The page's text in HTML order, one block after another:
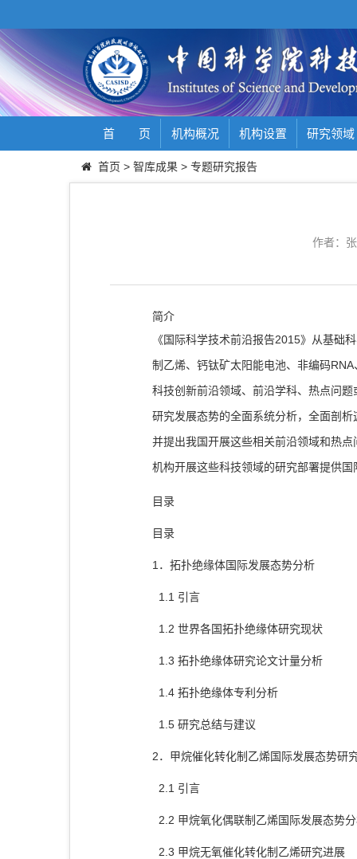
首 页 机构概况 机构设置 研究领域
首页 > 智库成果 > 专题研究报告
作者：
简介
《国际科学技术前沿报告2015》从基础
制乙烯、钙钛矿太阳能电池、非编码
科技创新前沿领域、前沿学科、热点问
研究发展态势的全面系统分析，全面剖
并提出我国开展这些相关前沿领域和热
机构开展这些科技领域的研究部署提供
目录
目录
1．拓扑绝缘体国际发展态势分析
1.1 引言
1.2 世界各国拓扑绝缘体研究现状
1.3 拓扑绝缘体研究论文计量分析
1.4 拓扑绝缘体专利分析
1.5 研究总结与建议
2．甲烷催化转化制乙烯国际发展态势研
2.1 引言
2.2 甲烷氧化偶联制乙烯国际发展态势
2.3 甲烷无氧催化转化制乙烯研究进展